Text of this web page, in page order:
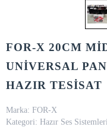
FOR-X 20CM
UNİVERSAL
HAZIR TESİSAT
Marka: FOR-X
Kategori: Hazır Ses Sistemleri